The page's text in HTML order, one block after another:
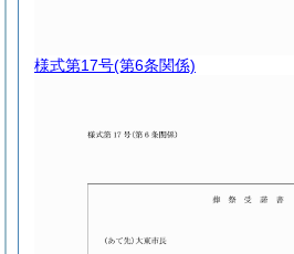
様式第17号(第6条関係)